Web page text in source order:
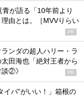
が語る「10年前より
由とは。［MVVりらい
PR
ンダの超人ハリー・ラ
田海也「絶対王者から
②》
PR
イパ”がいい！」箱根の